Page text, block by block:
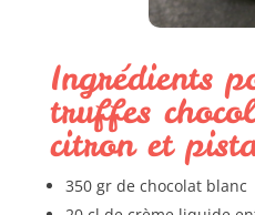
Ingrédients
truffes
citron et
350 gr de chocolat blanc